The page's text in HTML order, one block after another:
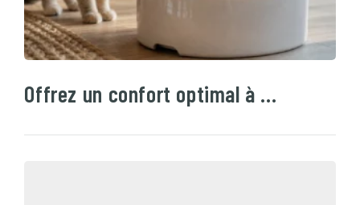
Offrez un confort optimal à …